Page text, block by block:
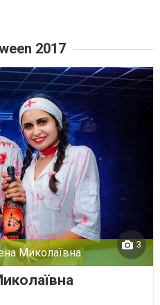
2017
Миколаївна
3